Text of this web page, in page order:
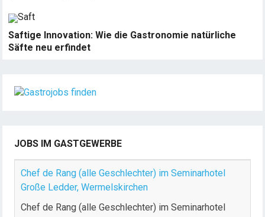
Saftige Innovation: Wie die Gastronomie natürliche
Säfte neu erfindet
JOBS IM GASTGEWERBE
Chef de Rang (alle Geschlechter) im Seminarhotel
Große Ledder, Wermelskirchen
Chef de Rang (alle Geschlechter) im Seminarhotel